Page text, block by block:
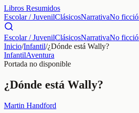
Libros Resumidos
Escolar / JuvenilClásicosNarrativaNo
Escolar / JuvenilClásicosNarrativaNo
Inicio/Infantil/¿Dónde está Wally?
InfantilAventura
Portada no disponible
¿Dónde está Wally?
Martin Handford